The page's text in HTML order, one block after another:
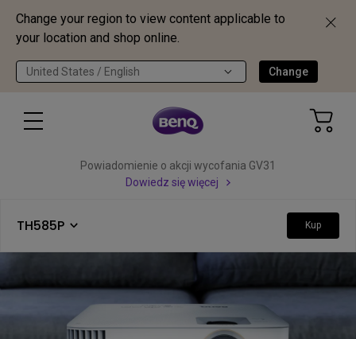
Change your region to view content applicable to
your location and shop online.
United States / English Change
Powiadomienie o akcji wycofania GV31
Dowiedz się więcej
TH585P Kup